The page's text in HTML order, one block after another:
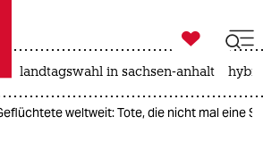
taz zahl ich
zahl ich

taz zahl ich
landtagswahl in sachsen-anhalt
weltweit: Tote, die nicht mal eine